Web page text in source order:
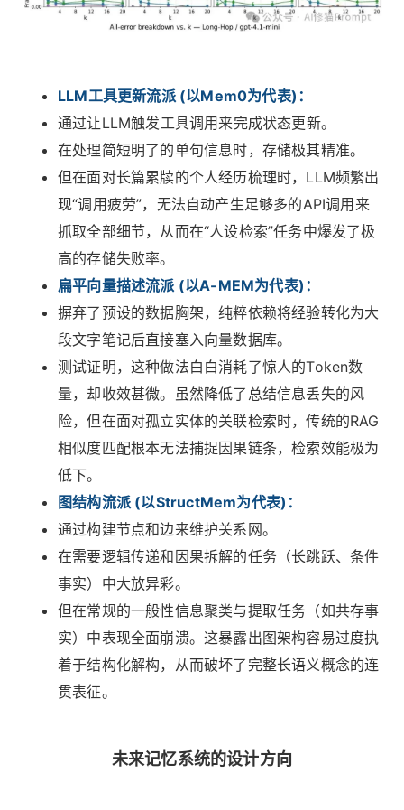
LLM工具更新流派 (以Mem0为代表)：
通过让LLM触发工具调用来完成状态更新。
在处理简短明了的单句信息时，存储极其精准。
但在面对长篇累牍的个人经历梳理时，LLM频繁出
现“调用疲劳”，无法自动产生足够多的API调用来
抓取全部细节，从而在“人设检索”任务中爆发了极
高的存储失败率。
扁平向量描述流派 (以A-MEM为代表)：
摒弃了预设的数据胸架，纯粹依赖将经验转化为大
段文字笔记后直接塞入向量数据库。
测试证明，这种做法白白消耗了惊人的Token数
量，却收效甚微。虽然降低了总结信息丢失的风
险，但在面对孤立实体的关联检索时，传统的RAG
相似度匹配根本无法捕捉因果链条，检索效能极为
低下。
图结构流派 (以StructMem为代表)：
通过构建节点和边来维护关系网。
在需要逻辑传递和因果拆解的任务（长跳跃、条件
事实）中大放异彩。
但在常规的一般性信息聚类与提取任务（如共存事
实）中表现全面崩溃。这暴露出图架构容易过度执
着于结构化解构，从而破坏了完整长语义概念的连
贯表征。
未来记忆系统的设计方向